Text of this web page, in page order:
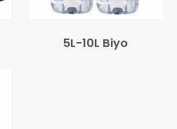
5L-10L Biyo